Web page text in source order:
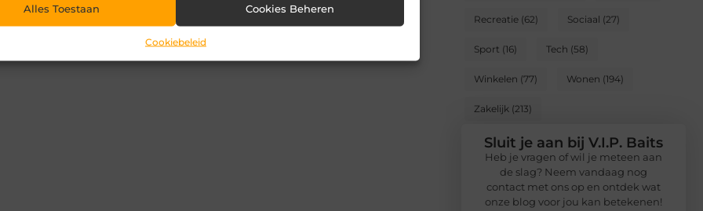
Alles Toestaan Cookies Beheren
Cookiebeleid
Recreatie (62) Sociaal (27)
Sport (16) Tech (58)
Winkelen (77) Wonen (194)
Zakelijk (213)
Sluit je aan bij V.I.P. Baits
Heb je vragen of wil je meteen aan
de slag? Neem vandaag nog
contact met ons op en ontdek wat
onze blog voor jou kan betekenen!